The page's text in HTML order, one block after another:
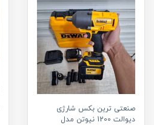
صنعتی ترین بکس شارژی
دیوالت 1200 نیوتن مدل